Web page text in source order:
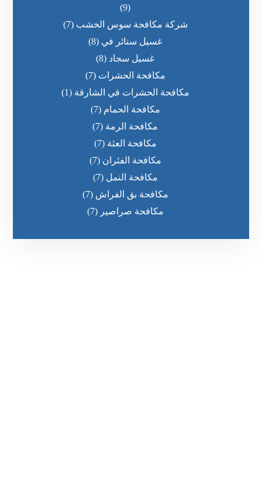
(9)
شركة مكافحة سوس الخشب (7)
غسيل ستائر في (8)
غسيل سجاد (8)
مكافحة الحشرات (7)
مكافحة الحشرات في الشارقة (1)
مكافحة الحمام (7)
مكافحة الرمة (7)
مكافحة العثة (7)
مكافحة الفئران (7)
مكافحة النمل (7)
مكافحة بق الفراش (7)
مكافحة صراصير (7)